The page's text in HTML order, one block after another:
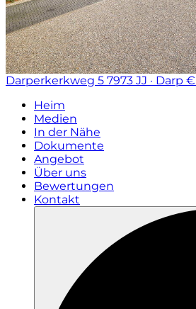
Darperkerkweg 5 7973 JJ · Darp €
Heim
Medien
In der Nähe
Dokumente
Angebot
Über uns
Bewertungen
Kontakt